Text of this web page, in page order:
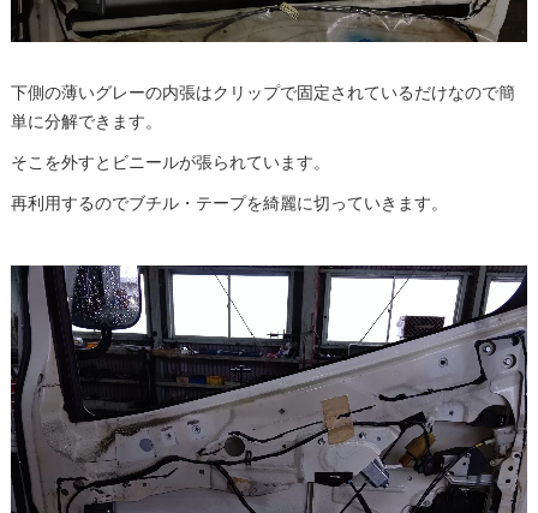
下側の薄いグレーの内張はクリップで固定されているだけなので簡
単に分解できます。
そこを外すとビニールが張られています。
再利用するのでブチル・テープを綺麗に切っていきます。